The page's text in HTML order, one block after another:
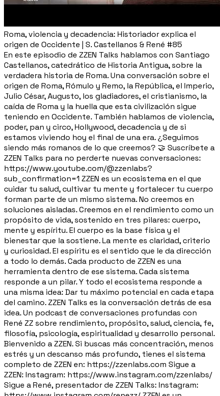
Roma, violencia y decadencia: Historiador explica el
origen de Occidente | S. Castellanos & René #85
En este episodio de ZZEN Talks hablamos con Santiago
Castellanos, catedrático de Historia Antigua, sobre la
verdadera historia de Roma. Una conversación sobre el
origen de Roma, Rómulo y Remo, la República, el Imperio,
Julio César, Augusto, los gladiadores, el cristianismo, la
caída de Roma y la huella que esta civilización sigue
teniendo en Occidente. También hablamos de violencia,
poder, pan y circo, Hollywood, decadencia y de si
estamos viviendo hoy el final de una era. ¿Seguimos
siendo más romanos de lo que creemos? 🤝 Suscríbete a
ZZEN Talks para no perderte nuevas conversaciones:
https://www.youtube.com/@zzenlabs?
sub_confirmation=1 ZZEN es un ecosistema en el que
cuidar tu salud, cultivar tu mente y fortalecer tu cuerpo
forman parte de un mismo sistema. No creemos en
soluciones aisladas. Creemos en el rendimiento como un
propósito de vida, sostenido en tres pilares: cuerpo,
mente y espíritu. El cuerpo es la base física y el
bienestar que la sostiene. La mente es claridad, criterio
y curiosidad. El espíritu es el sentido que le da dirección
a todo lo demás. Cada producto de ZZEN es una
herramienta dentro de ese sistema. Cada sistema
responde a un pilar. Y todo el ecosistema responde a
una misma idea: Dar tu máximo potencial en cada etapa
del camino. ZZEN Talks es la conversación detrás de esa
idea. Un podcast de conversaciones profundas con
René ZZ sobre rendimiento, propósito, salud, ciencia, fe,
filosofía, psicología, espiritualidad y desarrollo personal.
Bienvenido a ZZEN. Si buscas más concentración, menos
estrés y un descanso más profundo, tienes el sistema
completo de ZZEN en: https://zzenlabs.com Sigue a
ZZEN: Instagram: https://www.instagram.com/zzenlabs/
Sigue a René, presentador de ZZEN Talks: Instagram: